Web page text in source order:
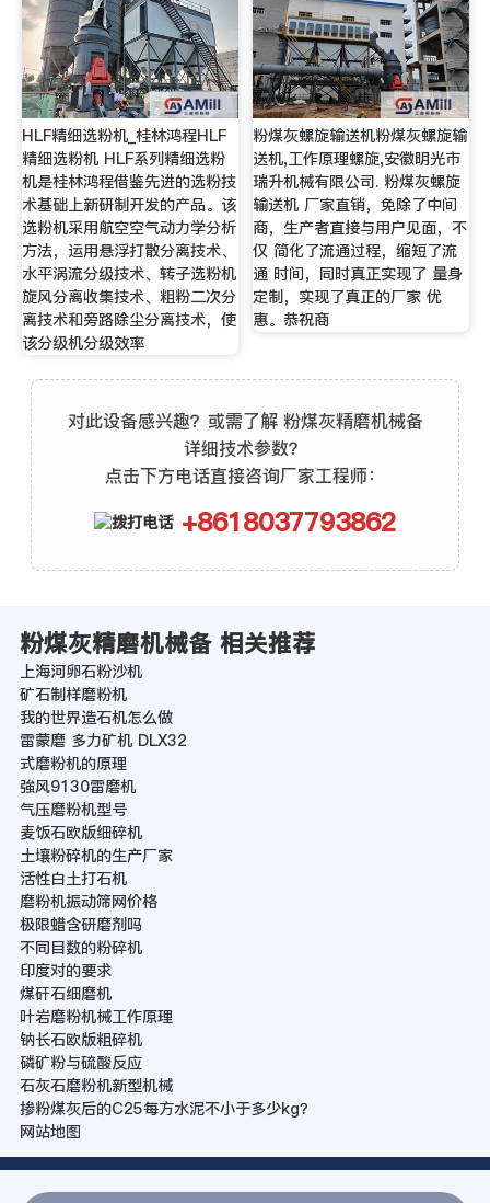
HLF精细选粉机_桂林鸿程HLF
精细选粉机 HLF系列精细选粉
机是桂林鸿程借鉴先进的选粉技
术基础上新研制开发的产品。该
选粉机采用航空空气动力学分析
方法，运用悬浮打散分离技术、
水平涡流分级技术、转子选粉机
旋风分离收集技术、粗粉二次分
离技术和旁路除尘分离技术，使
该分级机分级效率
粉煤灰螺旋输送机粉煤灰螺旋输
送机,工作原理螺旋,安徽明光市
瑞升机械有限公司. 粉煤灰螺旋
输送机 厂家直销，免除了中间
商，生产者直接与用户见面，不
仅 简化了流通过程，缩短了流
通 时间，同时真正实现了 量身
定制，实现了真正的厂家 优
惠。恭祝商
对此设备感兴趣？或需了解 粉煤灰精磨机械备
详细技术参数？
点击下方电话直接咨询厂家工程师：
+8618037793862
粉煤灰精磨机械备 相关推荐
上海河卵石粉沙机
矿石制样磨粉机
我的世界造石机怎么做
雷蒙磨 多力矿机 DLX32
式磨粉机的原理
強风9130雷磨机
气压磨粉机型号
麦饭石欧版细碎机
土壤粉碎机的生产厂家
活性白土打石机
磨粉机振动筛网价格
极限蜡含研磨剂吗
不同目数的粉碎机
印度对的要求
煤矸石细磨机
叶岩磨粉机械工作原理
钠长石欧版粗碎机
磷矿粉与硫酸反应
石灰石磨粉机新型机械
掺粉煤灰后的C25每方水泥不小于多少kg？
网站地图